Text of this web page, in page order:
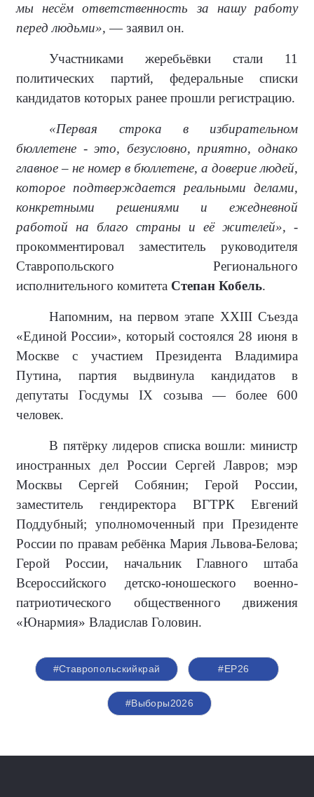
мы несём ответственность за нашу работу
перед людьми», — заявил он.
Участниками жеребьёвки стали 11
политических партий, федеральные списки
кандидатов которых ранее прошли регистрацию.
«Первая строка в избирательном
бюллетене - это, безусловно, приятно, однако
главное – не номер в бюллетене, а доверие людей,
которое подтверждается реальными делами,
конкретными решениями и ежедневной
работой на благо страны и её жителей», -
прокомментировал заместитель руководителя
Ставропольского Регионального
исполнительного комитета Степан Кобель.
Напомним, на первом этапе XXIII Съезда
«Единой России», который состоялся 28 июня в
Москве с участием Президента Владимира
Путина, партия выдвинула кандидатов в
депутаты Госдумы IX созыва — более 600
человек.
В пятёрку лидеров списка вошли: министр
иностранных дел России Сергей Лавров; мэр
Москвы Сергей Собянин; Герой России,
заместитель гендиректора ВГТРК Евгений
Поддубный; уполномоченный при Президенте
России по правам ребёнка Мария Львова-Белова;
Герой России, начальник Главного штаба
Всероссийского детско-юношеского военно-
патриотического общественного движения
«Юнармия» Владислав Головин.
#Ставропольскийкрай #ЕР26
#Выборы2026